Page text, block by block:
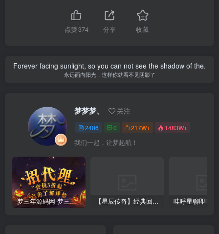
点赞374 分享 收藏
Forever facing sunlight, so you can not see the shadow of the.
永远面向阳光，这样你就看不见阴影了
梦梦梦、 关注
2486 0 217W+ 1483W+
我们一起，让梦起航！
梦三年源码网-梦三年ym会员代理详情 【星辰传奇】经典回合制手游+安卓端+GM工具+详细搭建教程